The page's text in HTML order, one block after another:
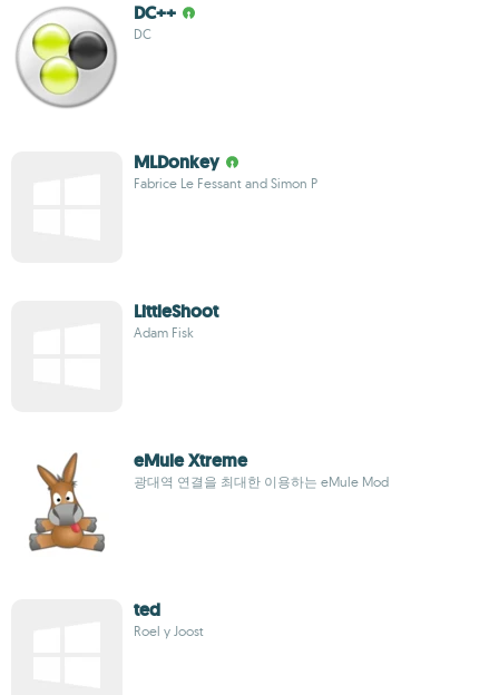
DC++
DC
MLDonkey
Fabrice Le Fessant and Simon P
LittleShoot
Adam Fisk
eMule Xtreme
광대역 연결을 최대한 이용하는 eMule Mod
ted
Roel y Joost